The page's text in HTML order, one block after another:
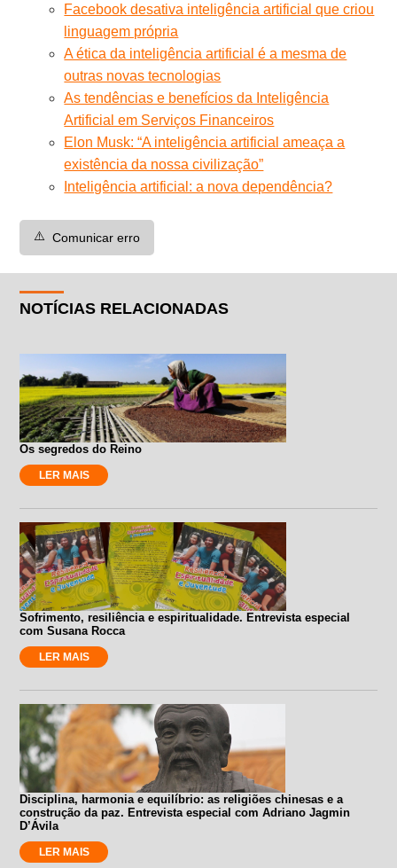
Facebook desativa inteligência artificial que criou
linguagem própria
A ética da inteligência artificial é a mesma de
outras novas tecnologias
As tendências e benefícios da Inteligência
Artificial em Serviços Financeiros
Elon Musk: “A inteligência artificial ameaça a
existência da nossa civilização”
Inteligência artificial: a nova dependência?
⚠️ Comunicar erro
NOTÍCIAS RELACIONADAS
Os segredos do Reino
LER MAIS
Sofrimento, resiliência e espiritualidade. Entrevista especial
com Susana Rocca
LER MAIS
Disciplina, harmonia e equilíbrio: as religiões chinesas e a
construção da paz. Entrevista especial com Adriano Jagmin
D’Ávila
LER MAIS